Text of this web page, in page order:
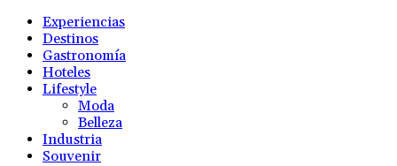
Experiencias
Destinos
Gastronomía
Hoteles
Lifestyle
Moda
Belleza
Industria
Souvenir